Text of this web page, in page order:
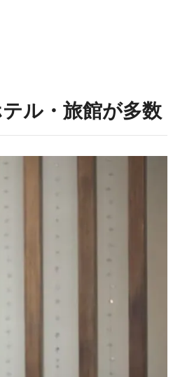
ル・旅館が多数